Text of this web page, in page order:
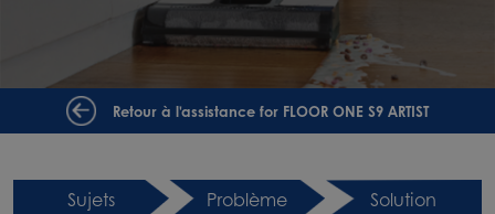
Retour à l'assistance for FLOOR ONE S9 ARTIST
Sujets Problème Solution